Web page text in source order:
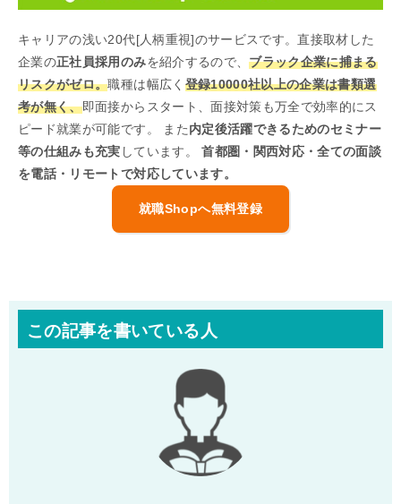
キャリアの浅い20代[人柄重視]のサービスです。直接取材した
企業の正社員採用のみを紹介するので、ブラック企業に捕まる
リスクがゼロ。職種は幅広く 登録10000社以上の企業は書類選
考が無く、即面接からスタート、面接対策も万全で効率的にス
ピード就業が可能です。 また内定後活躍できるためのセミナー
等の仕組みも充実 しています。首都圏・関西対応・全ての面談
を電話・リモートで対応しています。
就職Shopへ無料登録
この記事を書いている人